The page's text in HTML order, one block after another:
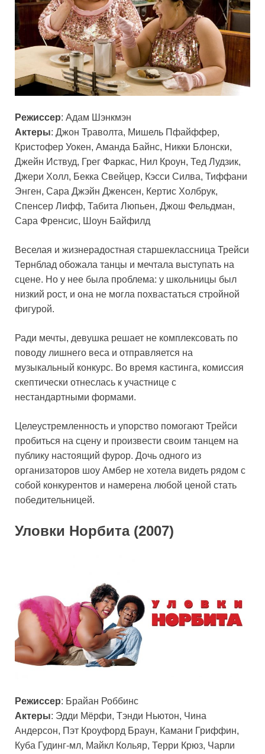
Режиссер: Адам Шэнкмэн
Актеры: Джон Траволта, Мишель Пфайффер,
Кристофер Уокен, Аманда Байнс, Никки Блонски,
Джейн Иствуд, Грег Фаркас, Нил Кроун, Тед Лудзик,
Джери Холл, Бекка Свейцер, Кэсси Силва, Тиффани
Энген, Сара Джэйн Дженсен, Кертис Холбрук,
Спенсер Лифф, Табита Люпьен, Джош Фельдман,
Сара Френсис, Шоун Байфилд
Веселая и жизнерадостная старшеклассница Трейси
Тернблад обожала танцы и мечтала выступать на
сцене. Но у нее была проблема: у школьницы был
низкий рост, и она не могла похвастаться стройной
фигурой.
Ради мечты, девушка решает не комплексовать по
поводу лишнего веса и отправляется на
музыкальный конкурс. Во время кастинга, комиссия
скептически отнеслась к участнице с
нестандартными формами.
Целеустремленность и упорство помогают Трейси
пробиться на сцену и произвести своим танцем на
публику настоящий фурор. Дочь одного из
организаторов шоу Амбер не хотела видеть рядом с
собой конкурентов и намерена любой ценой стать
победительницей.
Уловки Норбита (2007)
Режиссер: Брайан Роббинс
Актеры: Эдди Мёрфи, Тэнди Ньютон, Чина
Андерсон, Пэт Кроуфорд Браун, Камани Гриффин,
Куба Гудинг-мл, Майкл Кольяр, Терри Крюз, Чарли